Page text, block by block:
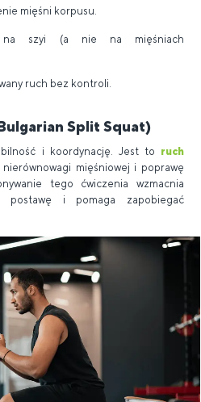
mięśni korpusu.
na szyi (a nie na mięśniach
ruch bez kontroli.
Split Squat)
i koordynację. Jest to ruch
mięśniowej i poprawę
tego ćwiczenia wzmacnia
postawę i pomaga zapobiegać